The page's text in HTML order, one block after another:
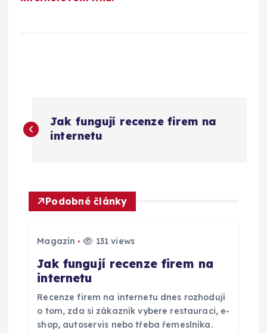
a
Jak fungují recenze firem na
internetu
Podobné články
Magazín 131 views
Jak fungují recenze firem na
internetu
Recenze firem na internetu dnes rozhodují
o tom, zda si zákazník vybere restauraci, e-
shop, autoservis nebo třeba řemeslníka.